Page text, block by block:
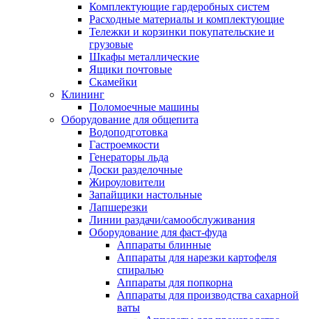
Комплектующие гардеробных систем
Расходные материалы и комплектующие
Тележки и корзинки покупательские и
грузовые
Шкафы металлические
Ящики почтовые
Скамейки
Клининг
Поломоечные машины
Оборудование для общепита
Водоподготовка
Гастроемкости
Генераторы льда
Доски разделочные
Жироуловители
Запайщики настольные
Лапшерезки
Линии раздачи/самообслуживания
Оборудование для фаст-фуда
Аппараты блинные
Аппараты для нарезки картофеля
спиралью
Аппараты для попкорна
Аппараты для производства сахарной
ваты